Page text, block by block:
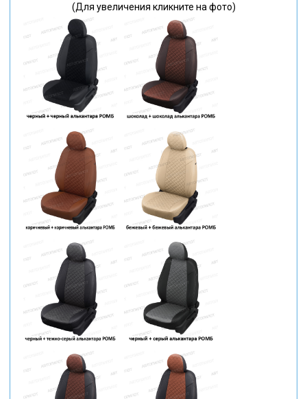
(Для увеличения кликните на фото)